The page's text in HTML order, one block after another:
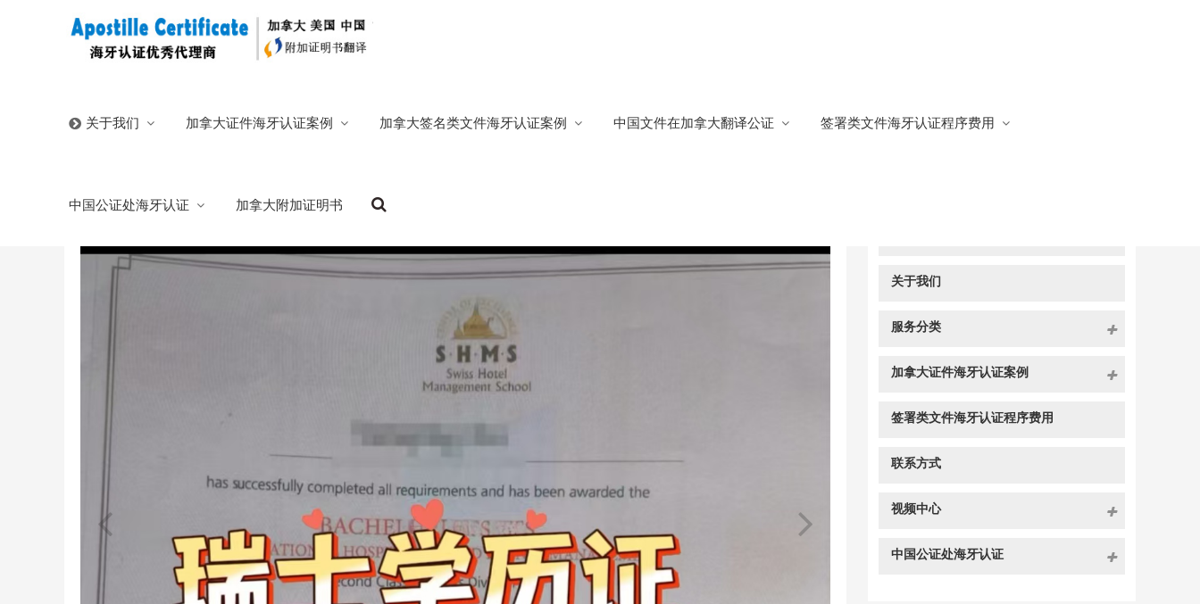
关于我们 加拿大证件海牙认证案例 加拿大签名类文件海牙认证案例 中国文件在加拿大翻译公证 签署类文件海牙认证程序费用
中国公证处海牙认证 加拿大附加证明书
2026/03/30 分类: 官方博客 209
关于我们
服务分类
加拿大证件海牙认证案例
签署类文件海牙认证程序费用
联系方式
视频中心
中国公证处海牙认证